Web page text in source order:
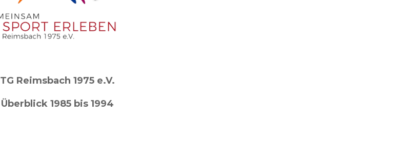
TG Reimsbach 1975 e.V.
Überblick 1985 bis 1994